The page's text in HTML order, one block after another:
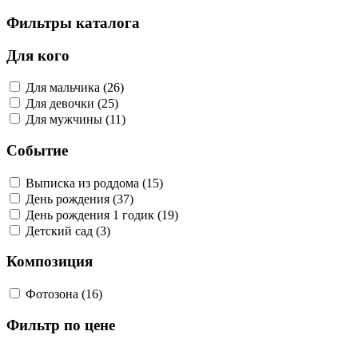
Фильтры каталога
Для кого
Для мальчика (26)
Для девочки (25)
Для мужчины (11)
Событие
Выписка из роддома (15)
День рождения (37)
День рождения 1 годик (19)
Детский сад (3)
Композиция
Фотозона (16)
Фильтр по цене